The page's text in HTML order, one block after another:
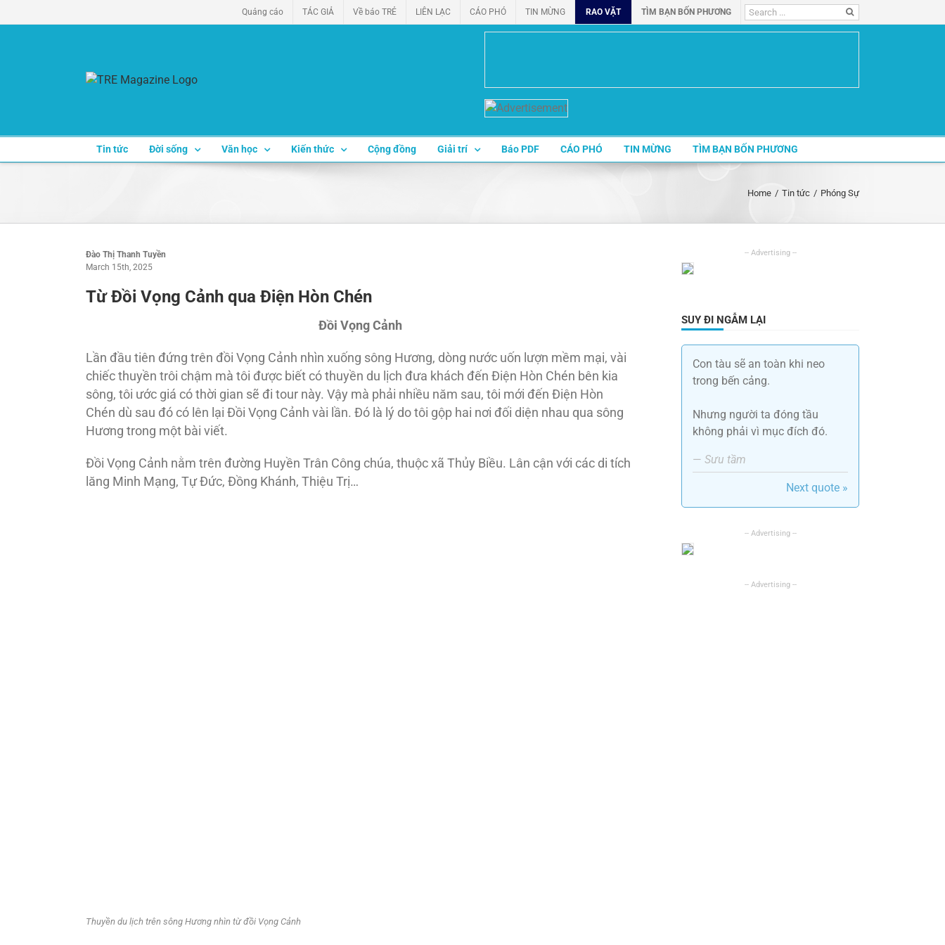
to
Quảng cáo TÁC GIẢ Về báo TRẺ LIÊN LẠC CÁO PHÓ TIN MỪNG RAO VẶT TÌM BẠN BỐN PHƯƠNG
Search
for:
Tin tức Đời sống Văn học Kiến thức Cộng đồng Giải trí Báo PDF CÁO PHÓ TIN MỪNG TÌM BẠN BỐN PHƯƠNG
Home / Tin tức / Phóng Sự
Đào Thị Thanh Tuyền
March 15th, 2025
Từ Đồi Vọng Cảnh qua Điện Hòn Chén
Đồi Vọng Cảnh
Lần đầu tiên đứng trên đồi Vọng Cảnh nhìn xuống sông Hương, dòng nước uốn lượn mềm mại, vài
chiếc thuyền trôi chậm mà tôi được biết có thuyền du lịch đưa khách đến Điện Hòn Chén bên kia
sông, tôi ước giá có thời gian sẽ đi tour này. Vậy mà phải nhiều năm sau, tôi mới đến Điện Hòn
Chén dù sau đó có lên lại Đồi Vọng Cảnh vài lần. Đó là lý do tôi gộp hai nơi đối diện nhau qua sông
Hương trong một bài viết.
Đồi Vọng Cảnh nằm trên đường Huyền Trân Công chúa, thuộc xã Thủy Biều. Lân cận với các di tích
lăng Minh Mạng, Tự Đức, Đồng Khánh, Thiệu Trị…
Thuyền du lịch trên sông Hương nhìn từ đồi Vọng Cảnh
SUY ĐI NGẪM LẠI
Con tàu sẽ an toàn khi neo
trong bến cảng.
Nhưng người ta đóng tầu
không phải vì mục đích đó.
— Sưu tầm
Next quote »